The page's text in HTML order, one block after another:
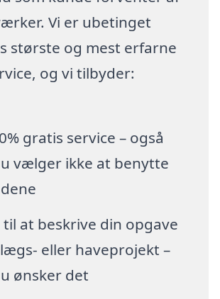
Vi er ubetinget
største og mest erfarne
og vi tilbyder:
gratis service – også
vælger ikke at benytte
at beskrive din opgave
eller haveprojekt –
ønsker det